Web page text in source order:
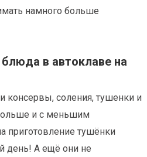
намного больше
в автоклаве на
консервы, соления, тушенки и
и с меньшим
приготовление тушёнки
день! А ещё они не